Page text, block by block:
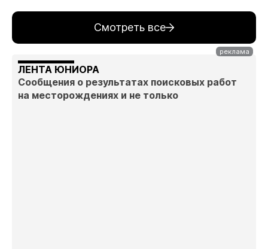
Смотреть все
ЛЕНТА ЮНИОРА
Сообщения о результатах поисковых работ
на месторождениях и не только